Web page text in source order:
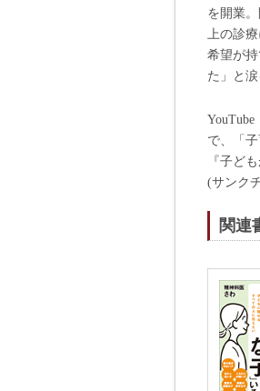
を開業
上の診
希望が
た」と
で、「
『子ど
(サンク
関連